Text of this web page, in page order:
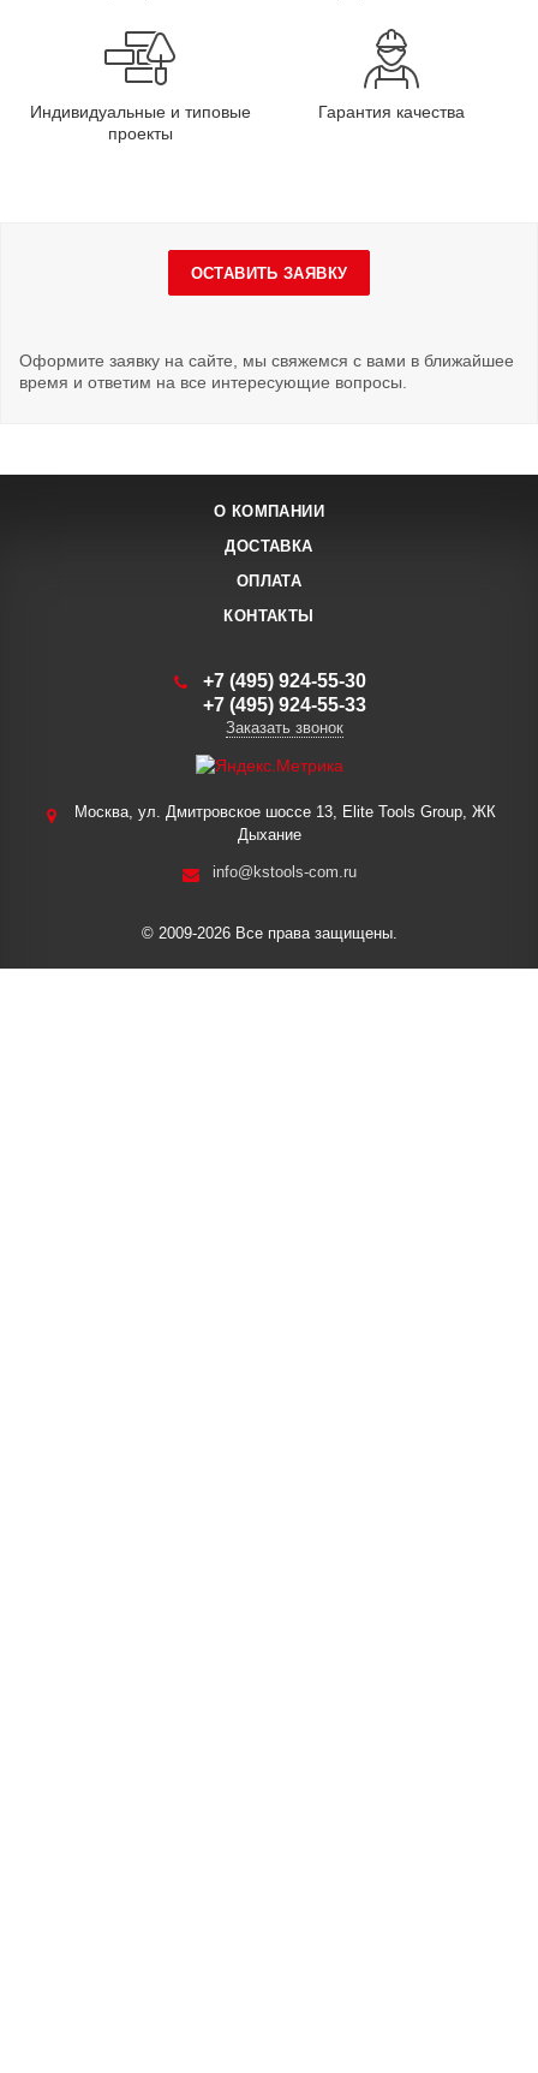
Индивидуальные и типовые
проекты
Гарантия качества
ОСТАВИТЬ ЗАЯВКУ
Оформите заявку на сайте, мы свяжемся с вами в ближайшее
время и ответим на все интересующие вопросы.
О КОМПАНИИ
ДОСТАВКА
ОПЛАТА
КОНТАКТЫ
+7 (495) 924-55-30
+7 (495) 924-55-33
Заказать звонок
Москва, ул. Дмитровское шоссе 13, Elite Tools Group, ЖК
Дыхание
info@kstools-com.ru
© 2009-2026 Все права защищены.